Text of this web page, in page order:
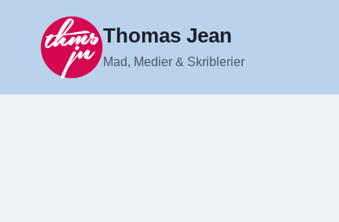
indhold
Thomas Jean
Mad, Medier & Skriblerier